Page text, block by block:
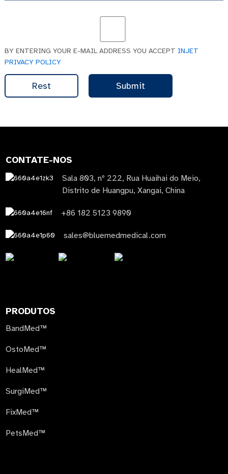
BY ENTERING YOUR E-MAIL ADDRESS YOU ACCEPT INJET
PRIVACY POLICY
Rest Submit
CONTATE-NOS
Sala 803, nº 222, Rua Huaihai do Meio,
Distrito de Huangpu, Xangai, China
+86 182 5123 9890
sales@bluemedmedical.com
PRODUTOS
BandMed™
OstoMed™
HealMed™
SurgiMed™
FixMed™
PetsMed™